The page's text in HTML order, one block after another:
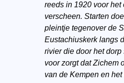
reeds in 1920 voor het
verscheen. Starten
pleintje tegenover de
Eustachiuskerk langs
rivier die door het dorp
voor zorgt dat Zichem
van de Kempen en